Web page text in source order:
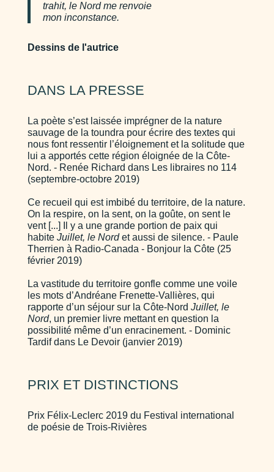
trahit, le Nord me renvoie
mon inconstance.
Dessins de l'autrice
DANS LA PRESSE
La poète s’est laissée imprégner de la nature
sauvage de la toundra pour écrire des textes qui
nous font ressentir l’éloignement et la solitude que
lui a apportés cette région éloignée de la Côte-
Nord. - Renée Richard dans Les libraires no 114
(septembre-octobre 2019)
Ce recueil qui est imbibé du territoire, de la nature.
On la respire, on la sent, on la goûte, on sent le
vent [...] Il y a une grande portion de paix qui
habite Juillet, le Nordet aussi de silence. - Paule
Therrien à Radio-Canada - Bonjour la Côte (25
février 2019)
La vastitude du territoire gonfle comme une voile
les mots d’Andréane Frenette-Vallières, qui
rapporte d’un séjour sur la Côte-Nord Juillet, le
Nord, un premier livre mettant en question la
possibilité même d’un enracinement. - Dominic
Tardif dans Le Devoir (janvier 2019)
PRIX ET DISTINCTIONS
Prix Félix-Leclerc 2019 du Festival international
de poésie de Trois-Rivières